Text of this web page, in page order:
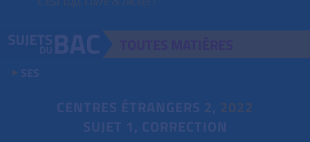
SES
CENTRES ÉTRANGERS 2, 2022
SUJET 1, CORRECTION